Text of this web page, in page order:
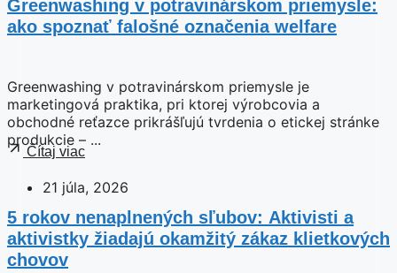
Greenwashing v potravinárskom priemysle:
ako spoznať falošné označenia welfare
Greenwashing v potravinárskom priemysle je
marketingová praktika, pri ktorej výrobcovia a
obchodné reťazce prikrášľujú tvrdenia o etickej stránke
produkcie – ...
Čítaj viac
21 júla, 2026
5 rokov nenaplnených sľubov: Aktivisti a
aktivistky žiadajú okamžitý zákaz klietkových
chovov